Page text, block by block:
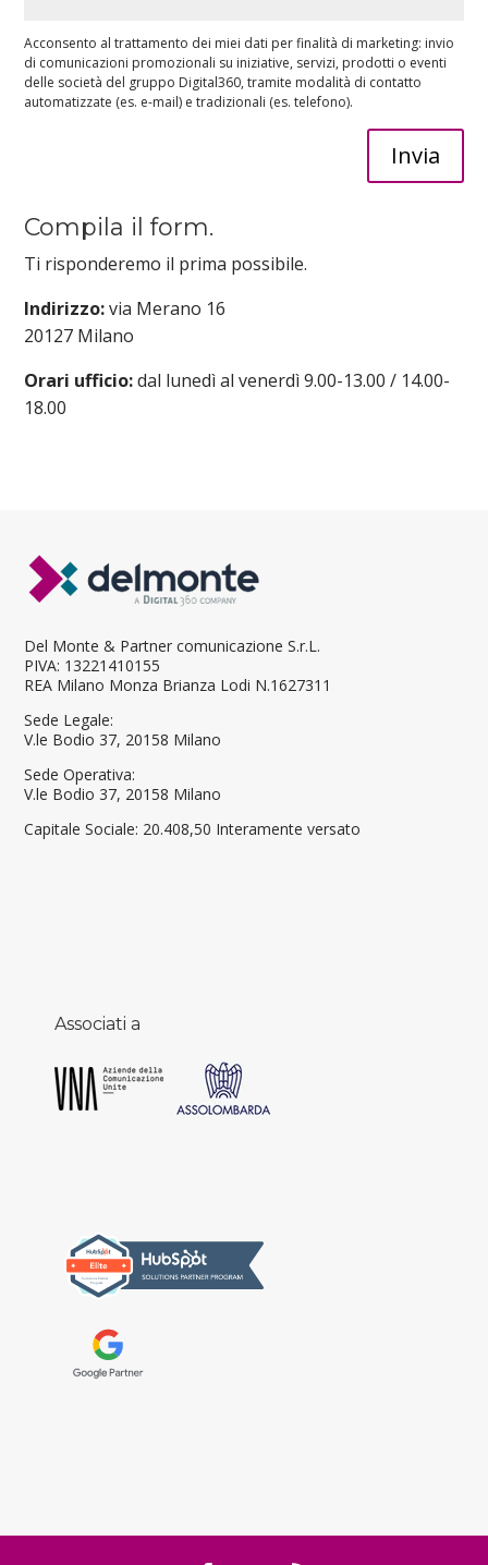
Acconsento al trattamento dei miei dati per finalità di marketing: invio
di comunicazioni promozionali su iniziative, servizi, prodotti o eventi
delle società del gruppo Digital360, tramite modalità di contatto
automatizzate (es. e-mail) e tradizionali (es. telefono).
Compila il form.
Ti risponderemo il prima possibile.
Indirizzo:via Merano 16
20127 Milano
Orari ufficio:dal lunedì al venerdì 9.00-13.00 / 14.00-
18.00
Del Monte & Partner comunicazione S.r.L.
PIVA: 13221410155
REA Milano Monza Brianza Lodi N.1627311
Sede Legale:
V.le Bodio 37, 20158 Milano
Sede Operativa:
V.le Bodio 37, 20158 Milano
Capitale Sociale: 20.408,50 Interamente versato
Associati a